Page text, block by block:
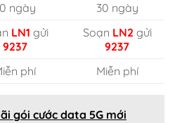
ngày
30 ngày
LN1 gửi
9237
Soạn LN2 gửi
9237
phí Miễn phí
gói cước data 5G mới